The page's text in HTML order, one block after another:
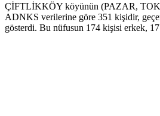
ÇİFTLİKKÖY köyünün (PAZAR,
ADNKS verilerine göre 351 kişidir,
gösterdi. Bu nüfusun 174 kişisi erkek,